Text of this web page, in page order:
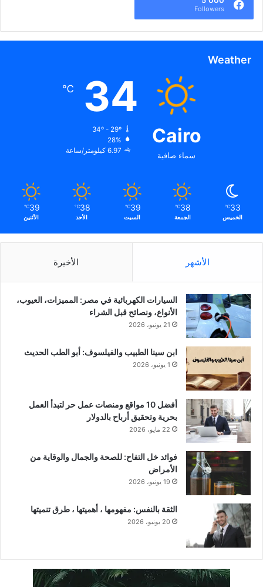
Followers
Weather
Cairo
سماء صافية
34
℃
34º - 29º
28%
6.97 كيلومتر/ساعة
33
℃
الخميس
38
℃
الجمعة
39
℃
السبت
38
℃
الأحد
39
℃
الأثنين
الأشهر الأخيرة
السيارات الكهربائية في مصر: المميزات، العيوب،
الأنواع، ونصائح قبل الشراء
21 يونيو، 2026
ابن سينا الطبيب والفيلسوف: أبو الطب الحديث
1 يونيو، 2026
أفضل 10 مواقع ومنصات عمل حر لتبدأ العمل
بحرية وتحقيق أرباح بالدولار
22 مايو، 2026
فوائد خل التفاح: للصحة والجمال والوقاية من
الأمراض
19 يونيو، 2026
الثقة بالنفس: مفهومها ، أهميتها ، طرق تنميتها
20 يونيو، 2026